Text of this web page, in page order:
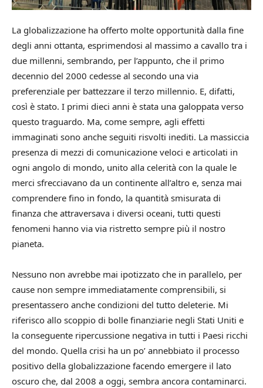
La globalizzazione ha offerto molte opportunità dalla fine
degli anni ottanta, esprimendosi al massimo a cavallo tra i
due millenni, sembrando, per l’appunto, che il primo
decennio del 2000 cedesse al secondo una via
preferenziale per battezzare il terzo millennio. E, difatti,
così è stato. I primi dieci anni è stata una galoppata verso
questo traguardo. Ma, come sempre, agli effetti
immaginati sono anche seguiti risvolti inediti. La massiccia
presenza di mezzi di comunicazione veloci e articolati in
ogni angolo di mondo, unito alla celerità con la quale le
merci sfrecciavano da un continente all’altro e, senza mai
comprendere fino in fondo, la quantità smisurata di
finanza che attraversava i diversi oceani, tutti questi
fenomeni hanno via via ristretto sempre più il nostro
pianeta.
Nessuno non avrebbe mai ipotizzato che in parallelo, per
cause non sempre immediatamente comprensibili, si
presentassero anche condizioni del tutto deleterie. Mi
riferisco allo scoppio di bolle finanziarie negli Stati Uniti e
la conseguente ripercussione negativa in tutti i Paesi ricchi
del mondo. Quella crisi ha un po’ annebbiato il processo
positivo della globalizzazione facendo emergere il lato
oscuro che, dal 2008 a oggi, sembra ancora contaminarci.